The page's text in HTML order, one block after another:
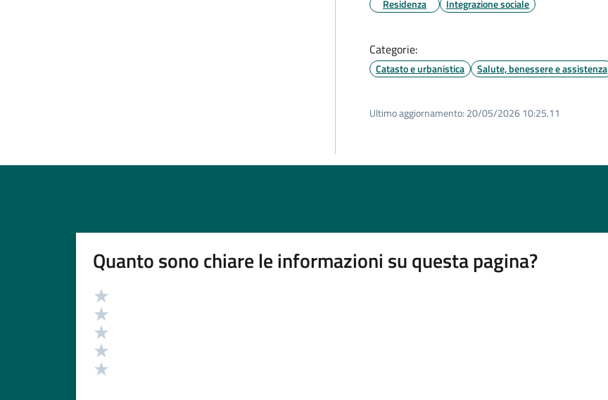
Residenza Integrazione sociale
Categorie:
Catasto e urbanistica Salute, benessere e assistenza
Ultimo aggiornamento: 20/05/2026 10:25.11
Quanto sono chiare le informazioni su questa pagina?
Valutazione